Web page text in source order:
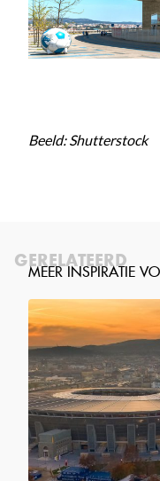
Beeld: Shutterstock
GERELATEERD